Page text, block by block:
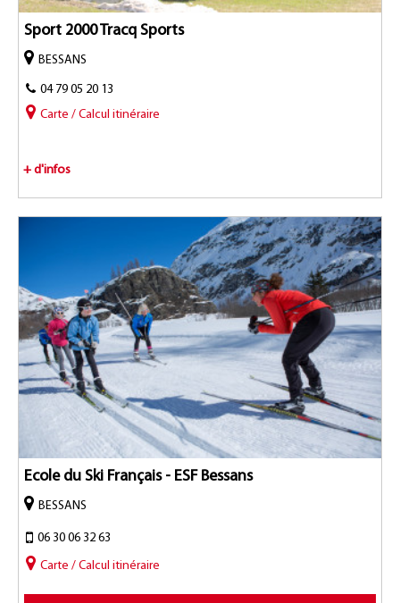
Sport 2000 Tracq Sports
BESSANS
04 79 05 20 13
Carte / Calcul itinéraire
+ d'infos
Ecole du Ski Français - ESF Bessans
BESSANS
06 30 06 32 63
Carte / Calcul itinéraire